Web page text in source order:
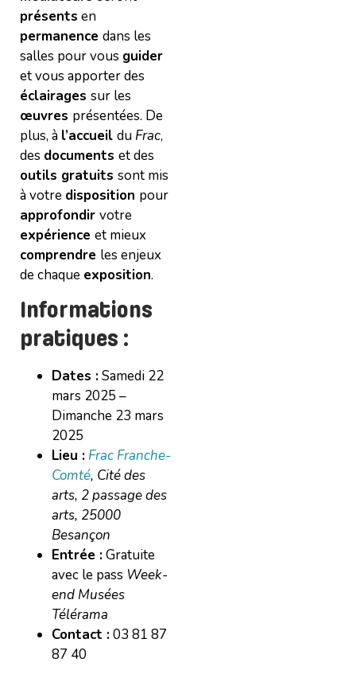
présents en
permanence dans les
salles pour vous guider
et vous apporter des
éclairages sur les
œuvres présentées. De
plus, à l’accueil du Frac,
des documents et des
outils gratuits sont mis
à votre disposition pour
approfondir votre
expérience et mieux
comprendre les enjeux
de chaque exposition.
Informations
pratiques :
Dates :Samedi 22
mars 2025 –
Dimanche 23 mars
2025
Lieu : Frac Franche-
Comté, Cité des
arts, 2 passage des
arts, 25000
Besançon
Entrée :Gratuite
avec le pass Week-
end Musées
Télérama
Contact :03 81 87
87 40